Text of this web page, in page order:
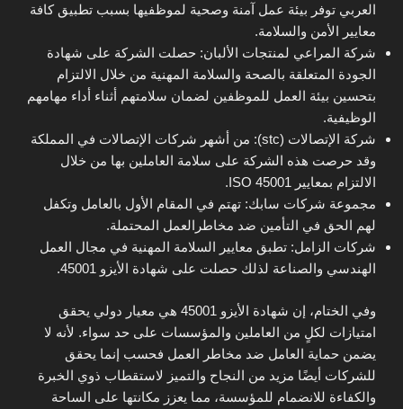
العربي توفر بيئة عمل آمنة وصحية لموظفيها بسبب تطبيق كافة
معايير الأمن والسلامة.
شركة المراعي لمنتجات الألبان: حصلت الشركة على شهادة
الجودة المتعلقة بالصحة والسلامة المهنية من خلال الالتزام
بتحسين بيئة العمل للموظفين لضمان سلامتهم أثناء أداء مهامهم
الوظيفية.
شركة الإتصالات (stc): من أشهر شركات الإتصالات في المملكة
وقد حرصت هذه الشركة على سلامة العاملين بها من خلال
الالتزام بمعايير ISO 45001.
مجموعة شركات سابك: تهتم في المقام الأول بالعامل وتكفل
لهم الحق في التأمين ضد مخاطرالعمل المحتملة.
شركات الزامل: تطبق معايير السلامة المهنية في مجال العمل
الهندسي والصناعة لذلك حصلت على شهادة الأيزو 45001.
وفي الختام، إن شهادة الأيزو 45001 هي معيار دولي يحقق
امتيازات لكلٍ من العاملين والمؤسسات على حد سواء. لأنه لا
يضمن حماية العامل ضد مخاطر العمل فحسب إنما يحقق
للشركات أيضًا مزيد من النجاح والتميز لاستقطاب ذوي الخبرة
والكفاءة للانضمام للمؤسسة، مما يعزز مكانتها على الساحة